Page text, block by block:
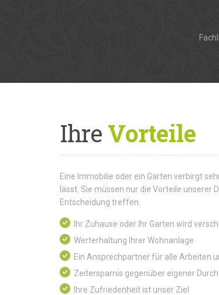
IhreVorteile
Eine Immobilie oder ein Garten verbirgt
lässt. Sie müssen nur die Vorteile unserer
Entscheidung treffen.
Ihr Zuhause oder Ihr Garten wird
Werterhaltung Ihrer Wohnanlage
Ein Ansprechpartner für alle Arbeiten
Zeitersparnis gegenüber eigener
Ihre Zufriedenheit ist unser Ziel